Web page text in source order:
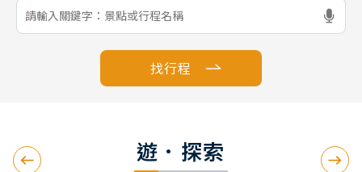
找行程
遊．探索